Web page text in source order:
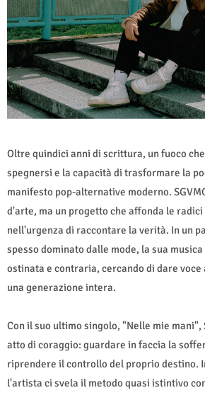
Oltre quindici anni di scrittura, un fuoco
spegnersi e la capacità di trasformare la
manifesto pop-alternative moderno.
d'arte, ma un progetto che affonda le
nell'urgenza di raccontare la verità. In un
spesso dominato dalle mode, la sua
ostinata e contraria, cercando di dare
una generazione intera.
Con il suo ultimo singolo, "Nelle mie mani",
atto di coraggio: guardare in faccia la
riprendere il controllo del proprio destino.
l'artista ci svela il metodo quasi istintivo